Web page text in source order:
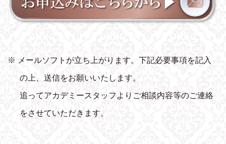
※ メールソフトが立ち上がります。下記必要事項を記入
の上、送信をお願いいたします。
追ってアカデミースタッフよりご相談内容等のご連絡
をさせていただきます。